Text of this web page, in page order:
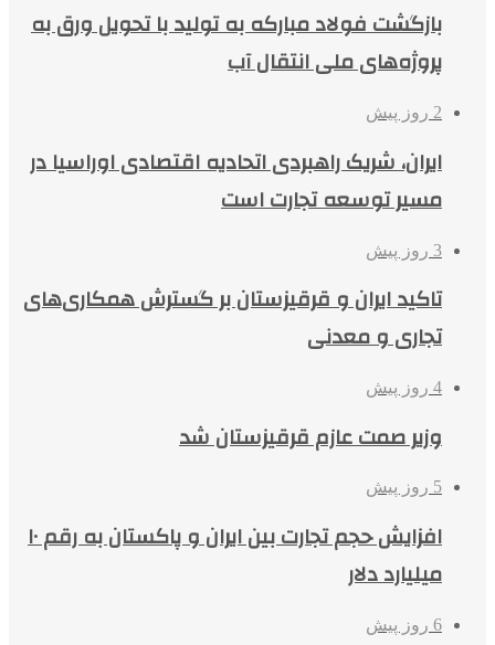
بازگشت فولاد مبارکه به تولید با تحویل ورق به
پروژه‌های ملی انتقال آب
2 روز پیش
ایران، شریک راهبردی اتحادیه اقتصادی اوراسیا در
مسیر توسعه تجارت است
3 روز پیش
تاکید ایران و قرقیزستان بر گسترش همکاری‌های
تجاری و معدنی
4 روز پیش
وزیر صمت عازم قرقیزستان شد
5 روز پیش
افزایش حجم تجارت بین ایران و پاکستان به رقم ۱۰
میلیارد دلار
6 روز پیش